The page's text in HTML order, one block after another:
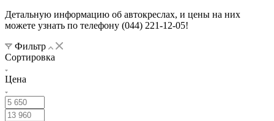
Детальную информацию об автокреслах, и цены на них
можете узнать по телефону (044) 221-12-05!
Фильтр
Сортировка
Цена